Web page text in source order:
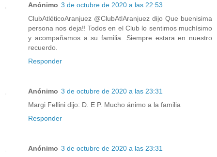
Anónimo 3 de octubre de 2020 a las 22:53
ClubAtléticoAranjuez @ClubAtlAranjuez dijo Que buenisima
persona nos deja!! Todos en el Club lo sentimos muchísimo
y acompañamos a su familia. Siempre estara en nuestro
recuerdo.
Responder
Anónimo 3 de octubre de 2020 a las 23:31
Margi Fellini dijo: D. E P. Mucho ánimo a la familia
Responder
Anónimo 3 de octubre de 2020 a las 23:31